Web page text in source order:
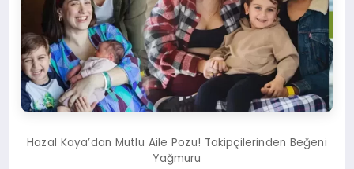
Hazal Kaya’dan Mutlu Aile Pozu! Takipçilerinden Beğeni
Yağmuru